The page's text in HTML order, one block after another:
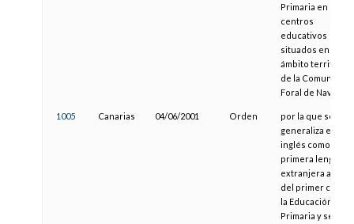
Primaria en los
centros
educativos
situados en el
ámbito territorial
de la Comunidad
Foral de Navarra
1005 Canarias 04/06/2001 Orden
por la que se
generaliza el
inglés como
primera lengua
extranjera a
del primer ciclo
la Educación
Primaria y se